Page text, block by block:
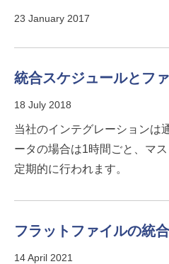
23 January 2017
統合スケジュールとフ
18 July 2018
当社のインテグレーションは
ータの場合は1時間ごと、マ
定期的に行われます。
フラットファイルの統
14 April 2021